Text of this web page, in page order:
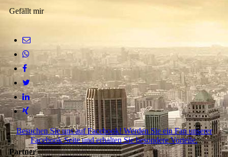
Gefällt mir
Besuchen Sie uns auf Facebook! Werden Sie ein Fan unserer
Facebook Seite und erhalten Sie besondere Vorteile.
Partner